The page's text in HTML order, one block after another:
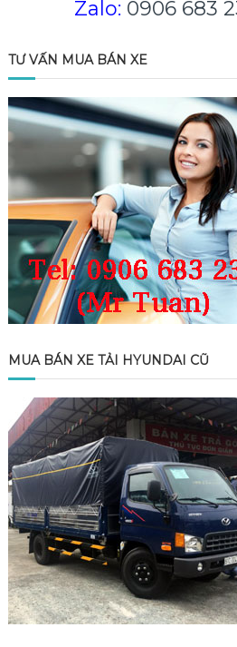
Zalo: 0906 683
TƯ VẤN MUA BÁN XE
MUA BÁN XE TẢI HYUNDAI CŨ